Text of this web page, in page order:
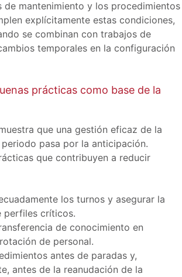
de mantenimiento y los procedimientos
explícitamente estas condiciones,
se combinan con trabajos de
temporales en la configuración
prácticas como base de la
que una gestión eficaz de la
pasa por la anticipación.
que contribuyen a reducir
los turnos y asegurar la
perfiles críticos.
de conocimiento en
de personal.
antes de paradas y,
antes de la reanudación de la